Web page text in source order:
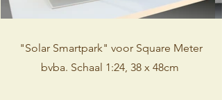
"Solar Smartpark" voor Square Meter
bvba. Schaal 1:24, 38 x 48cm